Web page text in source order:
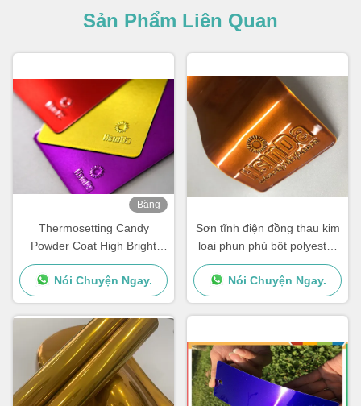
Sản Phẩm Liên Quan
Băng
Thermosetting Candy
Powder Coat High Bright
Mirror Gloss Cho Thiết bị thể
dục
Nói Chuyện Ngay.
Sơn tĩnh điện đồng thau kim
loại phun phủ bột polyester
trong suốt
Nói Chuyện Ngay.